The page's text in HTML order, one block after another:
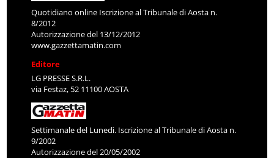
Quotidiano online Iscrizione al Tribunale di Aosta n.
8/2012
Autorizzazione del 13/12/2012
www.gazzettamatin.com
Editore
LG PRESSE S.R.L.
via Festaz, 52 11100 AOSTA
Settimanale del Lunedì. Iscrizione al Tribunale di Aosta n.
9/2002
Autorizzazione del 20/05/2002